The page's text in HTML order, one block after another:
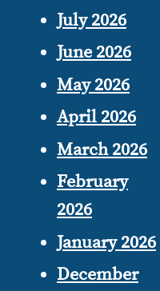
July 2026
June 2026
May 2026
April 2026
March 2026
February
2026
January 2026
December